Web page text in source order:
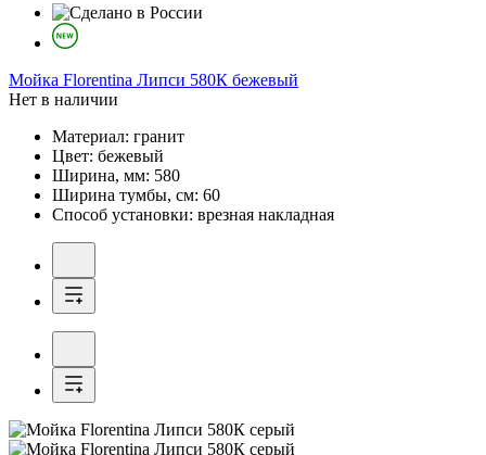
Мойка Florentina Липси 580К бежевый
Нет в наличии
Материал: гранит
Цвет: бежевый
Ширина, мм: 580
Ширина тумбы, см: 60
Способ установки: врезная накладная